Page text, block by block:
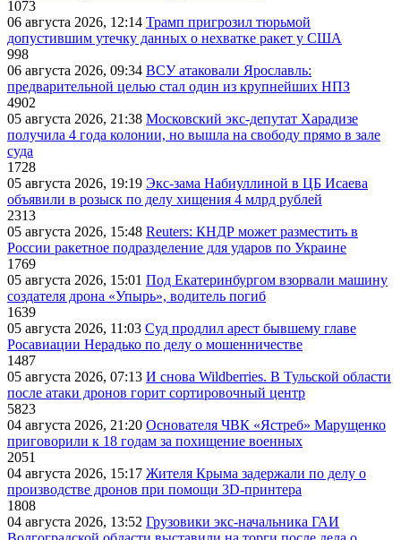
1073
06 августа 2026, 12:14 Трамп пригрозил тюрьмой
допустившим утечку данных о нехватке ракет у США
998
06 августа 2026, 09:34 ВСУ атаковали Ярославль:
предварительной целью стал один из крупнейших НПЗ
4902
05 августа 2026, 21:38 Московский экс-депутат Харадизе
получила 4 года колонии, но вышла на свободу прямо в зале
суда
1728
05 августа 2026, 19:19 Экс-зама Набиуллиной в ЦБ Исаева
объявили в розыск по делу хищения 4 млрд рублей
2313
05 августа 2026, 15:48 Reuters: КНДР может разместить в
России ракетное подразделение для ударов по Украине
1769
05 августа 2026, 15:01 Под Екатеринбургом взорвали машину
создателя дрона «Упырь», водитель погиб
1639
05 августа 2026, 11:03 Суд продлил арест бывшему главе
Росавиации Нерадько по делу о мошенничестве
1487
05 августа 2026, 07:13 И снова Wildberries. В Тульской области
после атаки дронов горит сортировочный центр
5823
04 августа 2026, 21:20 Основателя ЧВК «Ястреб» Марущенко
приговорили к 18 годам за похищение военных
2051
04 августа 2026, 15:17 Жителя Крыма задержали по делу о
производстве дронов при помощи 3D‑принтера
1808
04 августа 2026, 13:52 Грузовики экс-начальника ГАИ